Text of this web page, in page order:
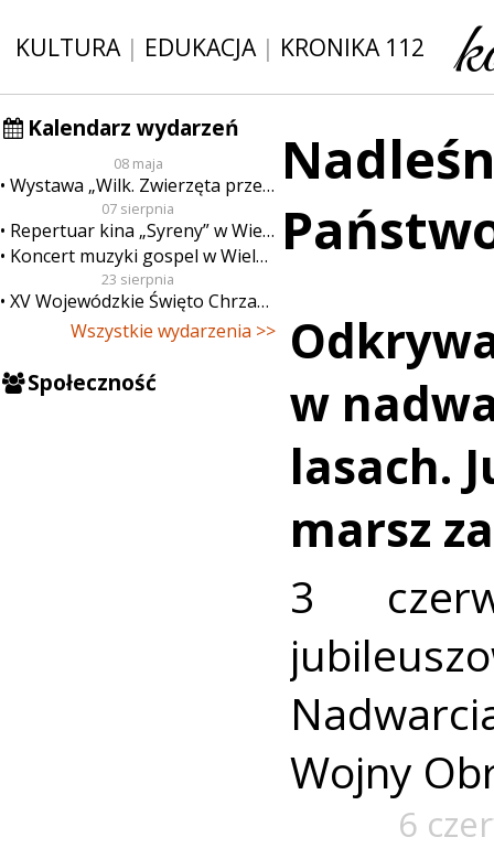
KULTURA| EDUKACJA| KRONIKA 112
Kalendarz wydarzeń
08 maja
Wystawa „Wilk. Zwierzęta przeklęte”
07 sierpnia
Repertuar kina „Syreny” w Wieluniu w dn. od 7 do 13 sierpnia
Koncert muzyki gospel w Wieluniu
23 sierpnia
XV Wojewódzkie Święto Chrzanu
Wszystkie wydarzenia >>
Społeczność
w
lasach.
marsz
3
Wojny
6